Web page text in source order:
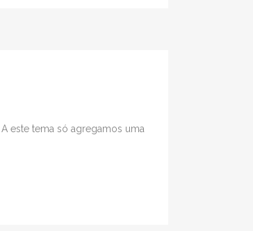
este tema só agregamos uma